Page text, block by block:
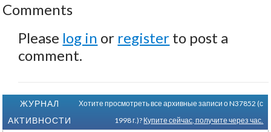
Comments
Please log in or register to post a
comment.
ЖУРНАЛ
АКТИВНОСТИ
Хотите просмотреть все архивные записи о N37852 (с
1998 г.)? Купите сейчас, получите через час.